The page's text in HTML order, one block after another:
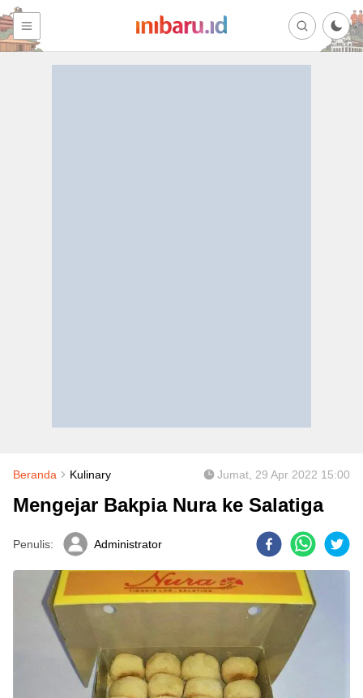
Beranda Kulinary Jumat, 29 Apr 2022 15:00
Mengejar Bakpia Nura ke Salatiga
Penulis: Administrator